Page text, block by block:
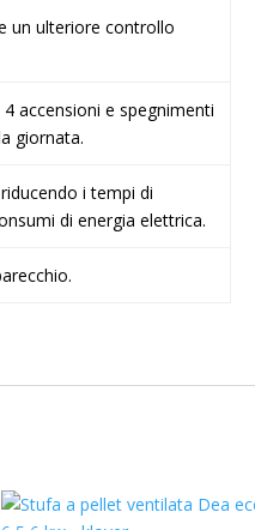
un ulteriore controllo
accensioni e spegnimenti
giornata.
i tempi di
di energia elettrica.